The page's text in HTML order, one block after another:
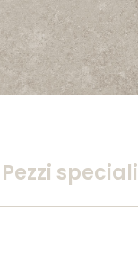
Pezzi speciali